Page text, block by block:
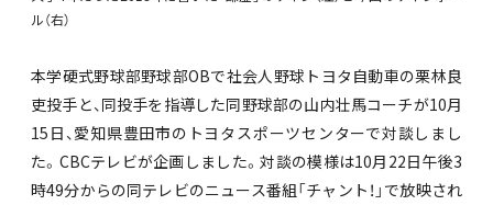
ル（右）
本学硬式野球部野球部OBで社会人野球トヨタ自動車の栗林良
吏投手と、同投手を指導した同野球部の山内壮馬コーチが10月
15日、愛知県豊田市のトヨタスポーツセンターで対談しまし
た。CBCテレビが企画しました。対談の模様は10月22日午後3
時49分からの同テレビのニュース番組「チャント！」で放映され